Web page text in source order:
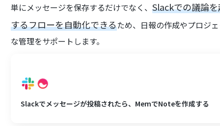
単にメッセージを保存するだけでなく、Slackでの議論
するフローを自動化できるため、日報の作成やプロジ
な管理をサポートします。
Slackでメッセージが投稿されたら、MemでNoteを作成する